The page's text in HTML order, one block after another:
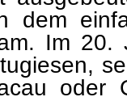
dem
Im 20.
oder